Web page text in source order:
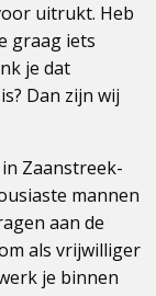
uitrukt. Heb
graag iets
je dat
Dan zijn wij
Zaanstreek-
mannen
aan de
als vrijwilliger
je binnen